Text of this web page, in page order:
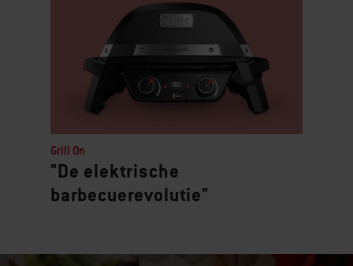
Grill On
"De elektrische
barbecuerevolutie"